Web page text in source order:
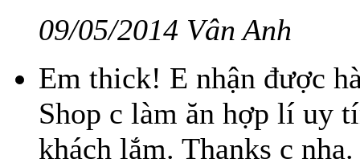
09/05/2014 Vân Anh
Em thick! E nhận được
Shop c làm ăn hợp lí uy
khách lắm. Thanks c nha.